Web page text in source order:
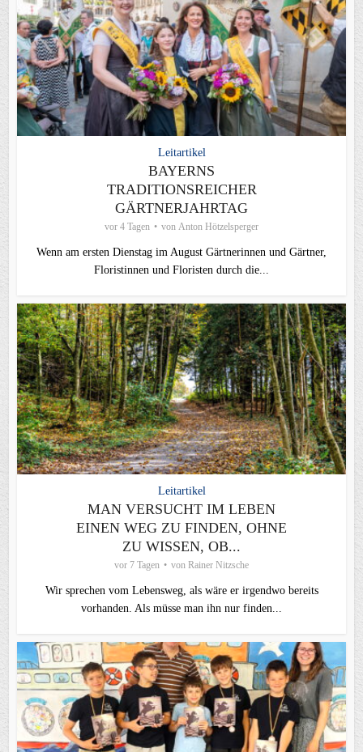
Leitartikel
BAYERNS
TRADITIONSREICHER
GÄRTNERJAHRTAG
vor 4 Tagen von Anton Hötzelsperger
Wenn am ersten Dienstag im August Gärtnerinnen und Gärtner,
Floristinnen und Floristen durch die...
Leitartikel
MAN VERSUCHT IM LEBEN
EINEN WEG ZU FINDEN, OHNE
ZU WISSEN, OB...
vor 7 Tagen von Rainer Nitzsche
Wir sprechen vom Lebensweg, als wäre er irgendwo bereits
vorhanden. Als müsse man ihn nur finden...